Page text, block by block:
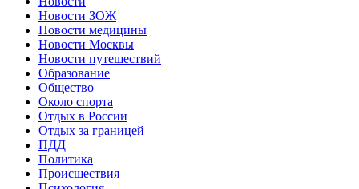
Новости ЗОЖ
Новости медицины
Новости Москвы
Новости путешествий
Образование
Общество
Около спорта
Отдых в России
Отдых за границей
ПДД
Политика
Происшествия